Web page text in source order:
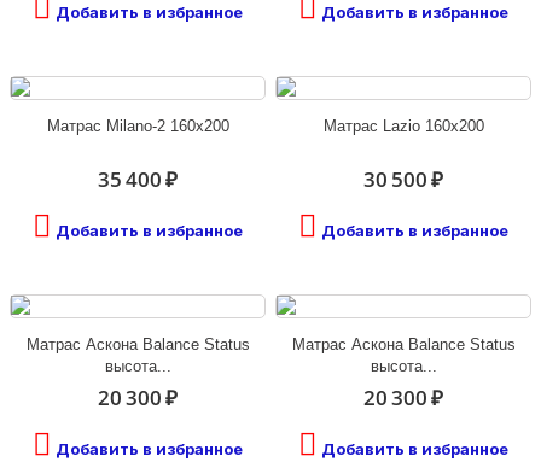
Добавить в избранное Добавить в избранное
Матрас Milano-2 160х200
35 400 ₽
Добавить в избранное
Матрас Lazio 160х200
30 500 ₽
Добавить в избранное
Матрас Аскона Balance Status
высота...
20 300 ₽
Добавить в избранное
Матрас Аскона Balance Status
высота...
20 300 ₽
Добавить в избранное